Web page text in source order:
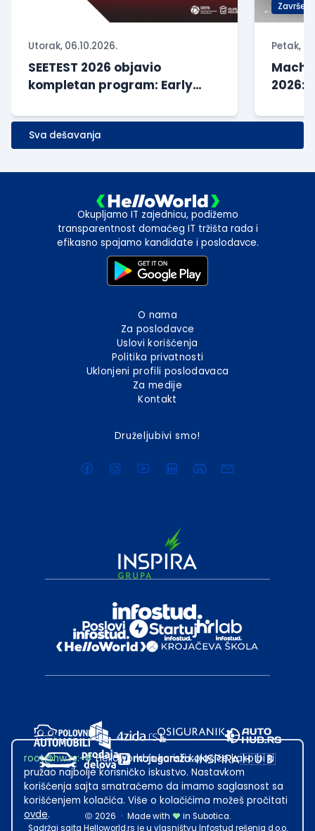
Utorak, 06.10.2026.
SEETEST 2026 objavio
kompletan program: Early
jula
Petak,
2026:
Sva dešavanja
Okupljamo IT zajednicu, podižemo
transparentnost domaćeg IT tržišta rada i
efikasno spajamo kandidate i poslodavce.
O nama
Za poslodavce
Uslovi korišćenja
Politika privatnosti
Uklonjeni profili poslodavaca
Za medije
Kontakt
Druželjubivi smo!
2026 · Made with
in Subotica.
Sadržaj sajta Helloworld.rs je u vlasništvu Infostud rešenja d.o.o.
root@hw.rs:~#Helloworld.rs koristi kolačiće kako bi ti
pružao najbolje korisničko iskustvo. Nastavkom
korišćenja sajta smatraćemo da imamo saglasnost sa
korišćenjem kolačića. Više o kolačićima možeš pročitati
ovde.